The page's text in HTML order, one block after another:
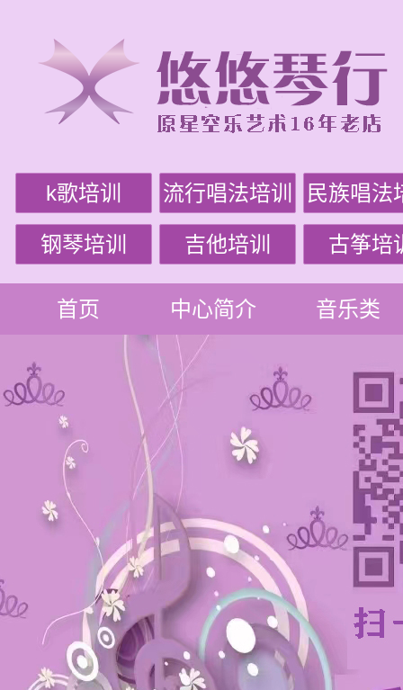
k歌培训 流行唱法培训 民族唱法
钢琴培训 吉他培训 古筝培
首页 中心简介 音乐类